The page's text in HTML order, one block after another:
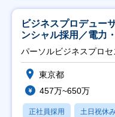
ビジネスプロデュー
ンシャル採用／電力
ト推進】
パーソルビジネスプロ
東京都
457万~650万
正社員採用 土日祝休